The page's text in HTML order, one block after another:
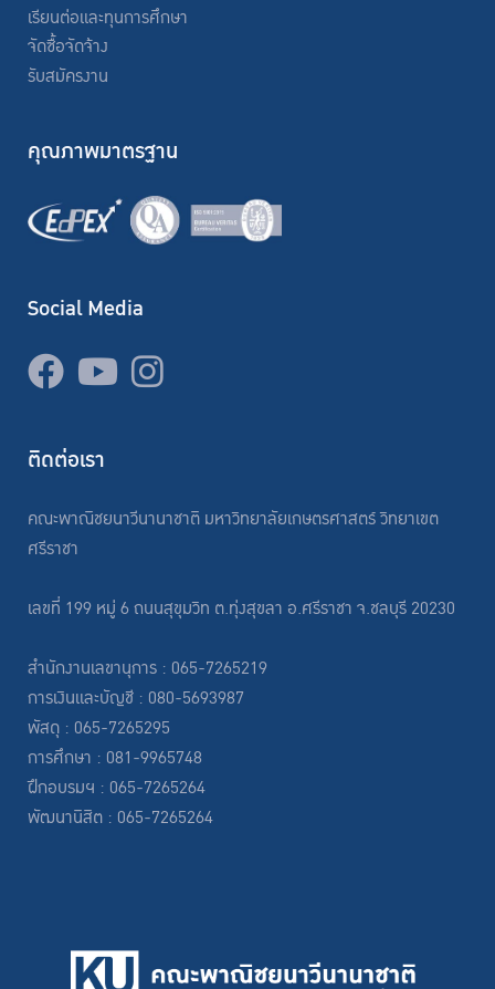
เรียนต่อและทุนการศึกษา
จัดซื้อจัดจ้าง
รับสมัครงาน
คุณภาพมาตรฐาน
Social Media
ติดต่อเรา
คณะพาณิชยนาวีนานาชาติ มหาวิทยาลัยเกษตรศาสตร์ วิทยาเขต
ศรีราชา
เลขที่ 199 หมู่ 6 ถนนสุขุมวิท ต.ทุ่งสุขลา อ.ศรีราชา จ.ชลบุรี 20230
สำนักงานเลขานุการ : 065-7265219
การเงินและบัญชี : 080-5693987
พัสดุ : 065-7265295
การศึกษา : 081-9965748
ฝึกอบรมฯ : 065-7265264
พัฒนานิสิต : 065-7265264